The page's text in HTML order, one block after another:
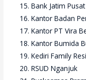
Bank Jatim
Kantor Badan
Kantor PT Vira
Kantor Bumida
Kediri Family
RSUD Nganjuk